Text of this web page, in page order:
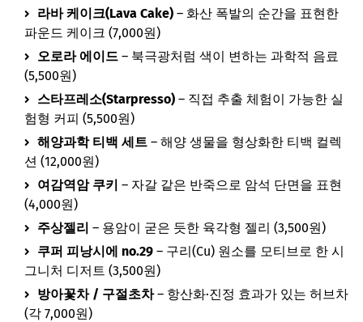
라바 케이크(Lava Cake) – 화산 폭발의 순간을 표현한
파운드 케이크 (7,000원)
오로라 에이드 – 북극광처럼 색이 변하는 과학적 음료
(5,500원)
스타프레소(Starpresso) – 직접 추출 체험이 가능한 실
험형 커피 (5,500원)
해양과학 티백 세트 – 해양 생물을 형상화한 티백 컬렉
션 (12,000원)
여감역암 쿠키 – 자갈 같은 반죽으로 암석 단면을 표현
(4,000원)
주상젤리 – 용암이 굳은 듯한 육각형 젤리 (3,500원)
쿠퍼 피낭시에 no.29 – 구리(Cu) 원소를 모티브로 한 시
그니처 디저트 (3,500원)
방아꽃차 / 구절초차– 항산화·진정 효과가 있는 허브차
(각 7,000원)